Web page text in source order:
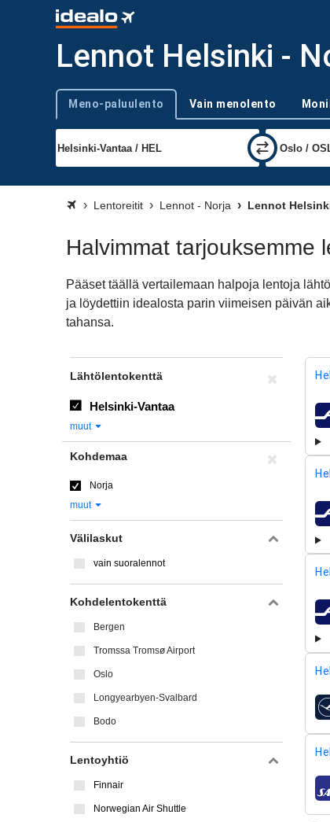
Lennot Helsinki -
Trip type
Meno-paluulento Vain menolento
Lentoreitit Lennot - Norja Lennot
Halvimmat tarjouksemme
Pääset täällä vertailemaan halpoja lentoja
ja löydettiin idealosta parin viimeisen päivän
tahansa.
Lähtölentokenttä
Helsinki-Vantaa
muut
Kohdemaa
Norja
muut
Välilaskut
vain suoralennot
Kohdelentokenttä
Bergen
Tromssa Tromsø Airport
Oslo
Longyearbyen-Svalbard
Bodo
Lentoyhtiö
Finnair
Norwegian Air Shuttle